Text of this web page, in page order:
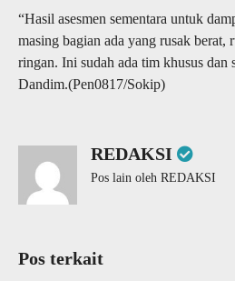
“Hasil asesmen sementara untuk
masing bagian ada yang rusak berat,
ringan. Ini sudah ada tim khusus dan
Dandim.(Pen0817/Sokip)
REDAKSI
Pos lain oleh REDAKSI
Pos terkait